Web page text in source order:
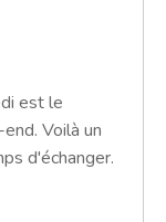
est le
Voilà un
d'échanger.